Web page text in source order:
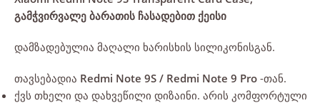
გამჭვირვალე ბარათის ჩასადებით ქეისი
დამზადებულია მაღალი ხარისხის სილიკონისგან.
თავსებადია Redmi Note 9S / Redmi Note 9 Pro -თან.
ქვს თხელი და დახვეწილი დიზაინი. არის კომფორტული